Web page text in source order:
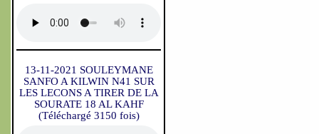
13-11-2021 SOULEYMANE
SANFO A KILWIN N41 SUR
LES LECONS A TIRER DE LA
SOURATE 18 AL KAHF
(Téléchargé 3150 fois)